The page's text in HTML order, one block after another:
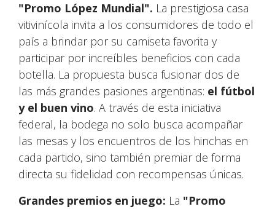
"Promo López Mundial". La prestigiosa casa
vitivinícola invita a los consumidores de todo el
país a brindar por su camiseta favorita y
participar por increíbles beneficios con cada
botella. La propuesta busca fusionar dos de
las más grandes pasiones argentinas: el fútbol
y el buen vino. A través de esta iniciativa
federal, la bodega no solo busca acompañar
las mesas y los encuentros de los hinchas en
cada partido, sino también premiar de forma
directa su fidelidad con recompensas únicas.
Grandes premios en juego: La "Promo